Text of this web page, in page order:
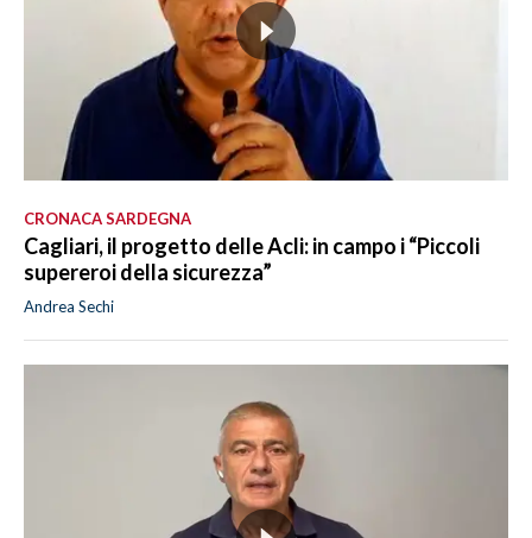
CRONACA SARDEGNA
Cagliari, il progetto delle Acli: in campo i “Piccoli
supereroi della sicurezza”
Andrea Sechi